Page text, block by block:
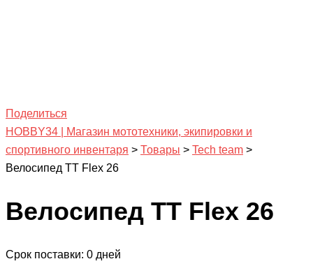
Поделиться
HOBBY34 | Магазин мототехники, экипировки и
спортивного инвентаря > Товары > Tech team >
Велосипед TT Flex 26
Велосипед TT Flex 26
Срок поставки: 0 дней